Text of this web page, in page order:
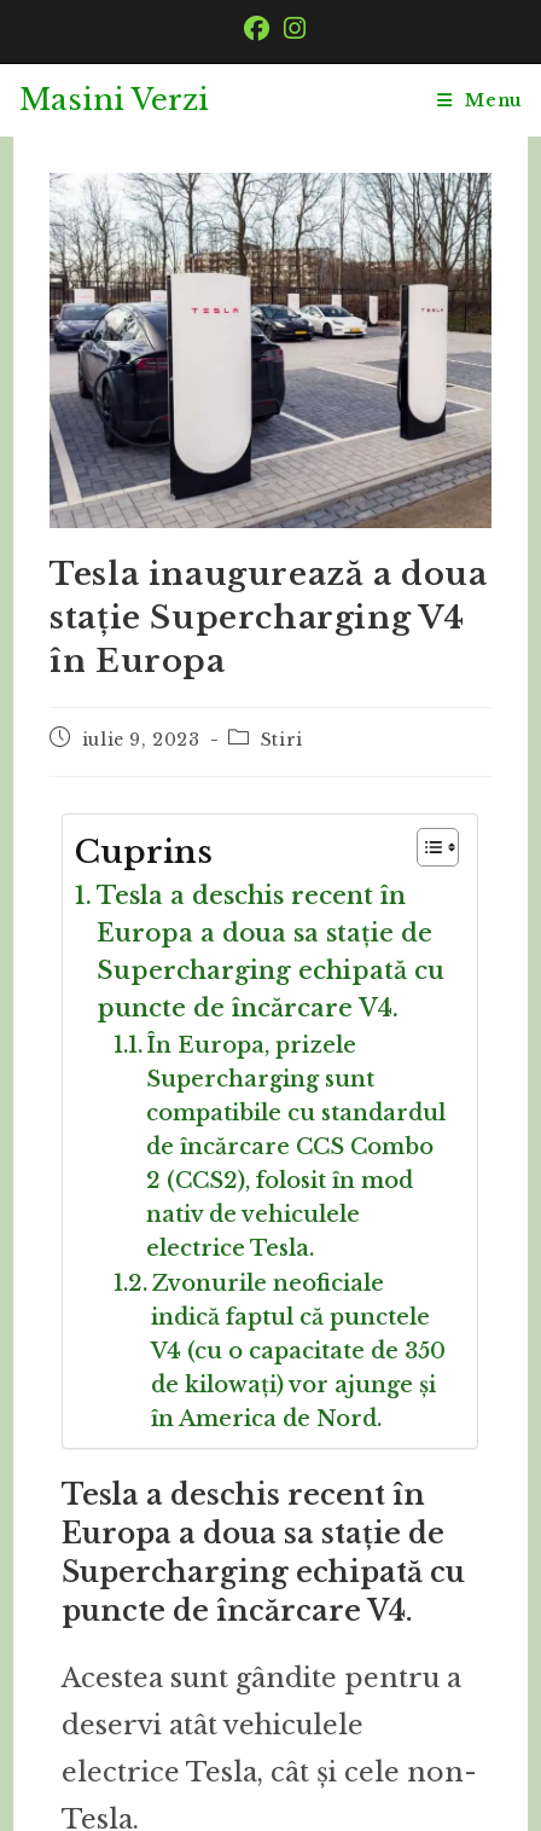
Masini Verzi Menu
Tesla inaugurează a doua
stație Supercharging V4
în Europa
iulie 9, 2023 Stiri
Cuprins
Tesla a deschis recent în
Europa a doua sa stație de
Supercharging echipată cu
puncte de încărcare V4.
În Europa, prizele
Supercharging sunt
compatibile cu standardul
de încărcare CCS Combo
2 (CCS2), folosit în mod
nativ de vehiculele
electrice Tesla.
Zvonurile neoficiale
indică faptul că punctele
V4 (cu o capacitate de 350
de kilowați) vor ajunge și
în America de Nord.
Tesla a deschis recent în
Europa a doua sa stație de
Supercharging echipată cu
puncte de încărcare V4.
Acestea sunt gândite pentru a
deservi atât vehiculele
electrice Tesla, cât și cele non-
Tesla.